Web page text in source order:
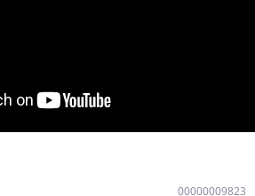
00000009823